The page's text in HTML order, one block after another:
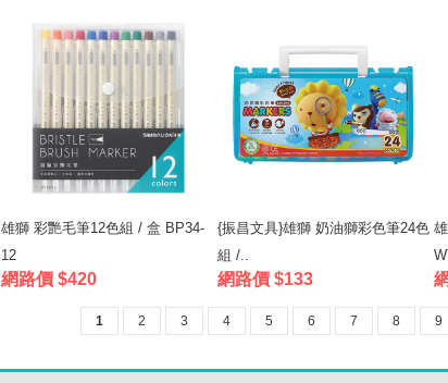
雄獅 彩艷毛筆12色組 / 盒 BP34-
12
網路價 $420
{振昌文具}雄獅 奶油獅彩色筆24色
組 /..
網路價 $133
1 2 3 4 5 6 7 8 9